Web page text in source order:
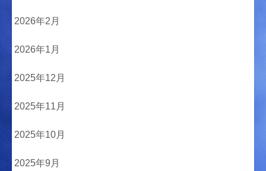
2026年2月
2026年1月
2025年12月
2025年11月
2025年10月
2025年9月